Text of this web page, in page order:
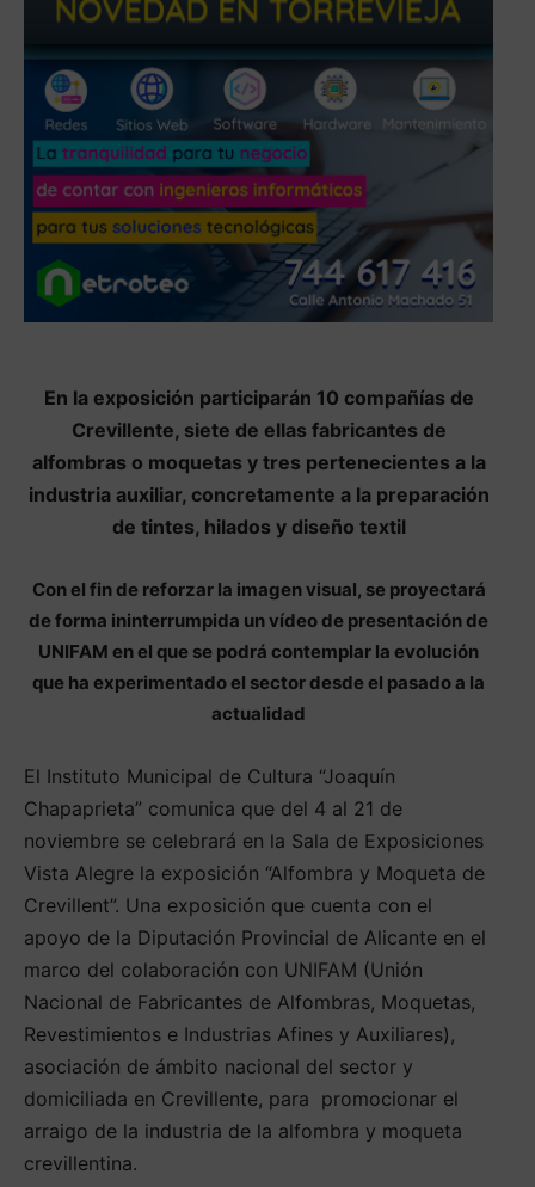
En la exposición participarán 10 compañías de
Crevillente, siete de ellas fabricantes de
alfombras o moquetas y tres pertenecientes a la
industria auxiliar, concretamente a la preparación
de tintes, hilados y diseño textil
Con el fin de reforzar la imagen visual, se proyectará
de forma ininterrumpida un vídeo de presentación de
UNIFAM en el que se podrá contemplar la evolución
que ha experimentado el sector desde el pasado a la
actualidad
El Instituto Municipal de Cultura “Joaquín
Chapaprieta” comunica que del 4 al 21 de
noviembre se celebrará en la Sala de Exposiciones
Vista Alegre la exposición “Alfombra y Moqueta de
Crevillent”. Una exposición que cuenta con el
apoyo de la Diputación Provincial de Alicante en el
marco del colaboración con UNIFAM (Unión
Nacional de Fabricantes de Alfombras, Moquetas,
Revestimientos e Industrias Afines y Auxiliares),
asociación de ámbito nacional del sector y
domiciliada en Crevillente, para promocionar el
arraigo de la industria de la alfombra y moqueta
crevillentina.